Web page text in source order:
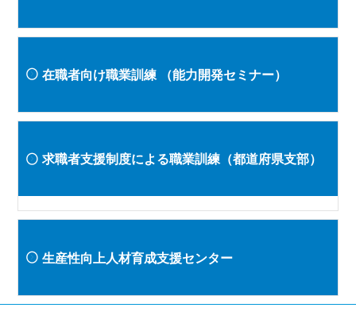
在職者向け職業訓練 （能力開発セミナー）
求職者支援制度による職業訓練（都道府県支部）
生産性向上人材育成支援センター